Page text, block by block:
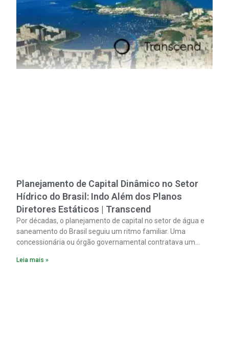
Planejamento de Capital Dinâmico no Setor
Hídrico do Brasil: Indo Além dos Planos
Diretores Estáticos | Transcend
Por décadas, o planejamento de capital no setor de água e
saneamento do Brasil seguiu um ritmo familiar. Uma
concessionária ou órgão governamental contratava um
Leia mais »